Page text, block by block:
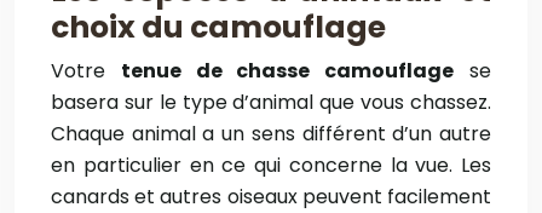
choix du camouflage
Votre tenue de chasse camouflage se
basera sur le type d’animal que vous chassez.
Chaque animal a un sens différent d’un autre
en particulier en ce qui concerne la vue. Les
canards et autres oiseaux peuvent facilement